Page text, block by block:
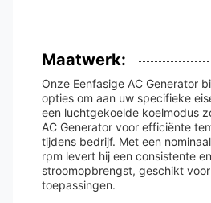
Maatwerk:
Onze Eenfasige AC Generator
opties om aan uw specifieke
een luchtgekoelde koelmodus
AC Generator voor efficiënte
tijdens bedrijf. Met een
rpm levert hij een consistente
stroomopbrengst, geschikt
toepassingen.